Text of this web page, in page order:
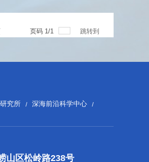
页码 1/1 跳转到
究所 / 深海前沿科学中心 /
山区松岭路238号